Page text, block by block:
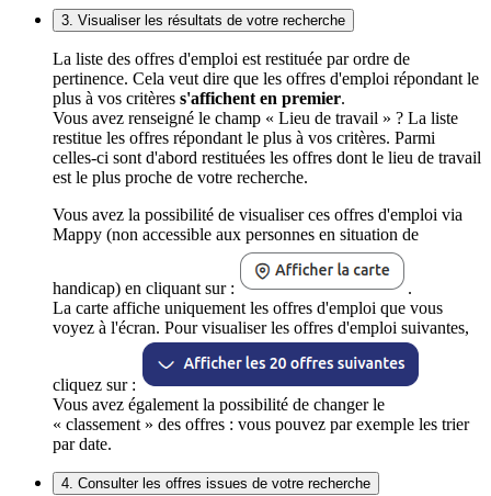
3. Visualiser les résultats de votre recherche
La liste des offres d'emploi est restituée par ordre de
pertinence. Cela veut dire que les offres d'emploi répondant le
plus à vos critères s'affichent en premier.
Vous avez renseigné le champ « Lieu de travail » ? La liste
restitue les offres répondant le plus à vos critères. Parmi
celles-ci sont d'abord restituées les offres dont le lieu de travail
est le plus proche de votre recherche.
Vous avez la possibilité de visualiser ces offres d'emploi via
Mappy (non accessible aux personnes en situation de
handicap) en cliquant sur :
.
La carte affiche uniquement les offres d'emploi que vous
voyez à l'écran. Pour visualiser les offres d'emploi suivantes,
cliquez sur :
Vous avez également la possibilité de changer le
« classement » des offres : vous pouvez par exemple les trier
par date.
4. Consulter les offres issues de votre recherche